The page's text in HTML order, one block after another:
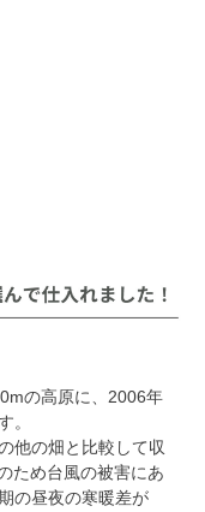
の高原に、2006年
。
他の畑と比較して収
ため台風の被害にあ
の昼夜の寒暖差が